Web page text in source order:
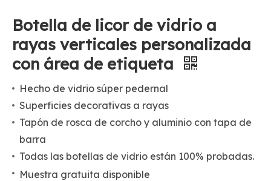
Botella de licor de vidrio a
rayas verticales personalizada
con área de etiqueta
Hecho de vidrio súper pedernal
Superficies decorativas a rayas
Tapón de rosca de corcho y aluminio con tapa de
barra
Todas las botellas de vidrio están 100% probadas.
Muestra gratuita disponible